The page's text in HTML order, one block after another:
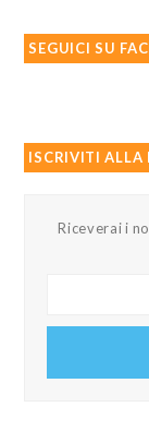
SEGUICI SU
ISCRIVITI ALLA
Riceverai i